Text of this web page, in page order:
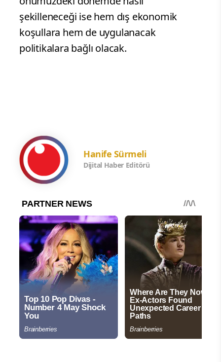
şekilleneceği ise hem dış ekonomik
koşullara hem de uygulanacak
politikalara bağlı olacak.
Hanife Sürmeli
Dijital Haber Editörü